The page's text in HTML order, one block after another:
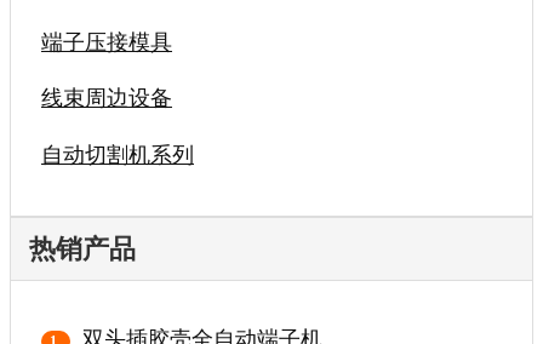
端子压接模具
线束周边设备
自动切割机系列
热销产品